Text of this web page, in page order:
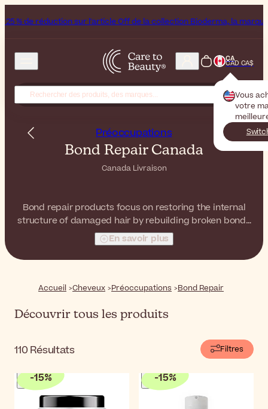
sur l'article Off de la collection Bioderma, la marque du mois Week-
CA
CAD CA$
Vous
votre
Préoccupations
Bond Repair Canada
Canada Livraison
Bond repair products focus on restoring the internal
structure of damaged hair by rebuilding broken bonds
caused by chemical treatments, heat styling, and
environmental stress. These advanced formulas go
beyond surface repair, targeting the hair fiber from
resilience.
En savoir plus
Accueil Cheveux Préoccupations Bond Repair
Découvrir tous les produits
110 Résultats Filtres
-15% -15%